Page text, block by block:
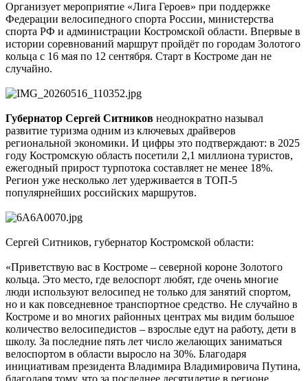
Организует мероприятие «Лига Героев» при поддержке
Федерации велосипедного спорта России, министерства
спорта РФ и администрации Костромской области. Впервые в
истории соревнований маршрут пройдёт по городам Золотого
кольца с 16 мая по 12 сентября. Старт в Костроме дан не
случайно.
Губернатор Сергей Ситников неоднократно называл
развитие туризма одним из ключевых драйверов
региональной экономики. И цифры это подтверждают: в 2025
году Костромскую область посетили 2,1 миллиона туристов,
ежегодный прирост турпотока составляет не менее 18%.
Регион уже несколько лет удерживается в ТОП-5
популярнейших российских маршрутов.
Сергей Ситников, губернатор Костромской области:
«Приветствую вас в Костроме – северной короне Золотого
кольца. Это место, где велоспорт любят, где очень многие
люди используют велосипед не только для занятий спортом,
но и как повседневное транспортное средство. Не случайно в
Костроме и во многих районных центрах мы видим большое
количество велосипедистов – взрослые едут на работу, дети в
школу. За последние пять лет число желающих заниматься
велоспортом в области выросло на 30%. Благодаря
инициативам президента Владимира Владимировича Путина,